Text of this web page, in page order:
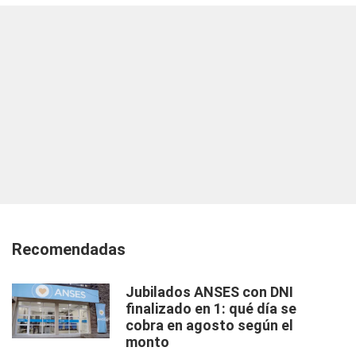
Recomendadas
Jubilados ANSES con DNI
finalizado en 1: qué día se
cobra en agosto según el
monto